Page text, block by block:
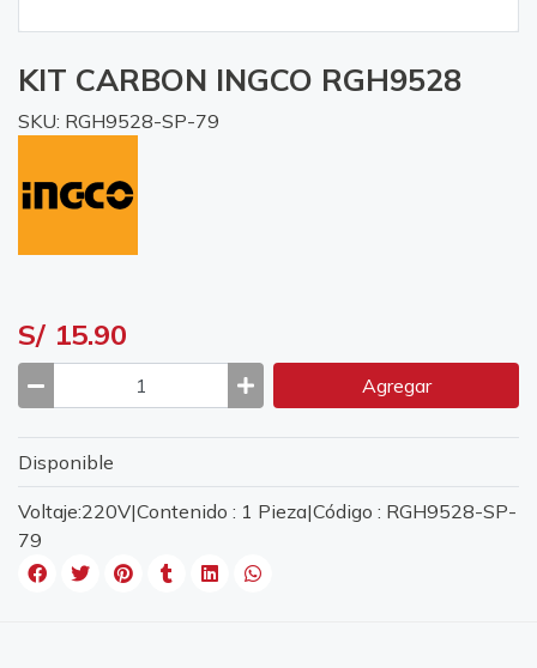
KIT CARBON INGCO RGH9528
SKU: RGH9528-SP-79
S/ 15.90
Agregar
Disponible
Voltaje:220V|Contenido : 1 Pieza|Código : RGH9528-SP-
79